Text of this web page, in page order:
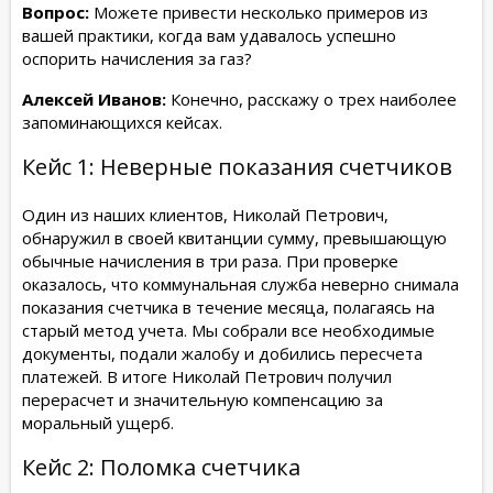
Вопрос: Можете привести несколько примеров из
вашей практики, когда вам удавалось успешно
оспорить начисления за газ?
Алексей Иванов: Конечно, расскажу о трех наиболее
запоминающихся кейсах.
Кейс 1: Неверные показания счетчиков
Один из наших клиентов, Николай Петрович,
обнаружил в своей квитанции сумму, превышающую
обычные начисления в три раза. При проверке
оказалось, что коммунальная служба неверно снимала
показания счетчика в течение месяца, полагаясь на
старый метод учета. Мы собрали все необходимые
документы, подали жалобу и добились пересчета
платежей. В итоге Николай Петрович получил
перерасчет и значительную компенсацию за
моральный ущерб.
Кейс 2: Поломка счетчика